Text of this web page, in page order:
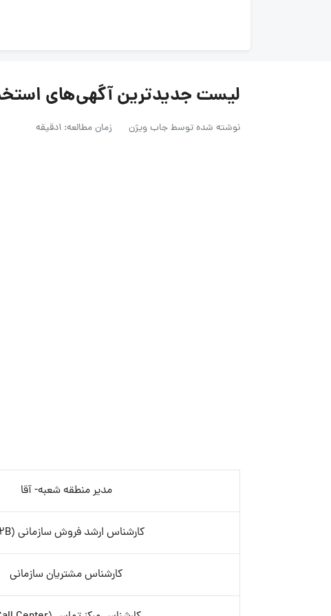
لیست جدیدترین آگهی‌های استخدام سریع
نوشته شده توسطجاب ویژن زمان مطالعه: 1دقیقه
مدیر منطقه شعبه- آقا
کارشناس ارشد فروش سازمانی (B2B)
کارشناس مشتریان سازمانی